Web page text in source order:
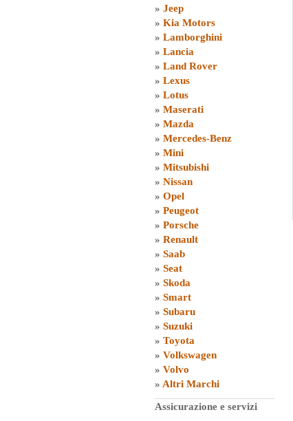
» Jeep
» Kia Motors
» Lamborghini
» Lancia
» Land Rover
» Lexus
» Lotus
» Maserati
» Mazda
» Mercedes-Benz
» Mini
» Mitsubishi
» Nissan
» Opel
» Peugeot
» Porsche
» Renault
» Saab
» Seat
» Skoda
» Smart
» Subaru
» Suzuki
» Toyota
» Volkswagen
» Volvo
» Altri Marchi
Assicurazione e servizi